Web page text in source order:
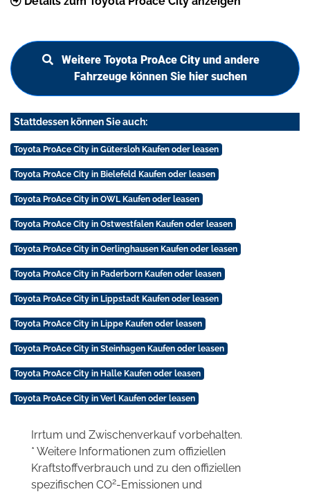
Weitere Toyota ProAce City und andere
Fahrzeuge können Sie hier suchen
Stattdessen können Sie auch:
Toyota ProAce City in Gütersloh Kaufen oder leasen
Toyota ProAce City in Bielefeld Kaufen oder leasen
Toyota ProAce City in OWL Kaufen oder leasen
Toyota ProAce City in Ostwestfalen Kaufen oder leasen
Toyota ProAce City in Oerlinghausen Kaufen oder leasen
Toyota ProAce City in Paderborn Kaufen oder leasen
Toyota ProAce City in Lippstadt Kaufen oder leasen
Toyota ProAce City in Lippe Kaufen oder leasen
Toyota ProAce City in Steinhagen Kaufen oder leasen
Toyota ProAce City in Halle Kaufen oder leasen
Toyota ProAce City in Verl Kaufen oder leasen
Irrtum und Zwischenverkauf vorbehalten.
* Weitere Informationen zum offiziellen
Kraftstoffverbrauch und zu den offiziellen
spezifischen CO2-Emissionen und